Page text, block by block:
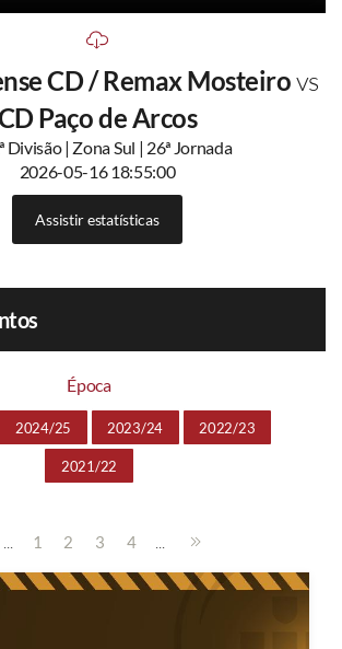
CD / Remax Mosteirovs
Paço de Arcos
Divisão | Zona Sul | 26ª Jornada
2026-05-16 18:55:00
Assistir estatísticas
Época
2024/25 2023/24 2022/23
2021/22
... 1 2 3 4 ...